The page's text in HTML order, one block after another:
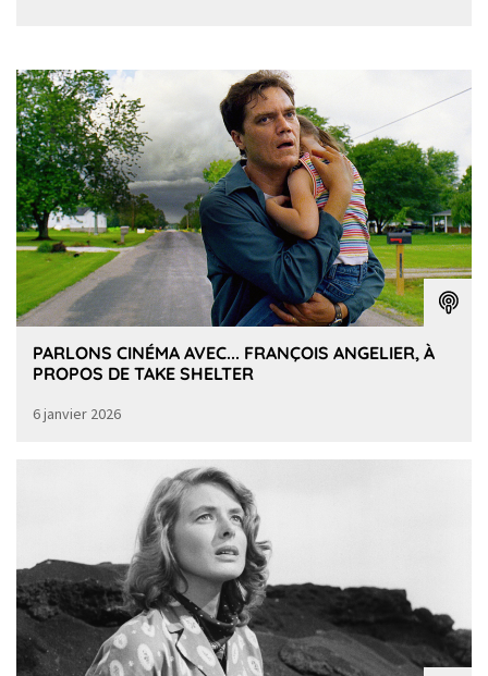
PARLONS CINÉMA AVEC... FRANÇOIS ANGELIER, À
PROPOS DE TAKE SHELTER
6 janvier 2026